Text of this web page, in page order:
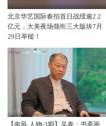
北京华艺国际春拍首日战绩逾2.2
亿元，大美夜场领衔三大版块7月
29日举槌！
【南风·人物-3期】吴泰：书斋画